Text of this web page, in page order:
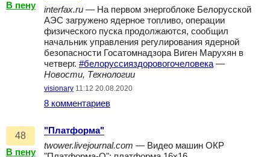
В пену
interfax.ru — На первом энергоблоке Белорусской
АЭС загружено ядерное топливо, операции
физического пуска продолжаются, сообщил
начальник управления регулирования ядерной
безопасности Госатомнадзора Виген Марухян в
четверг. #белоруссияздоровогочеловека —
Новости, Технологии
visionary 11:12 20.08.2020
8 комментариев
48
В пену
"Платформа"
twower.livejournal.com — Видео машин ОКР